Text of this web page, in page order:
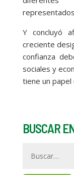
Y concluyó
creciente
confianza
sociales y
tiene un papel
BUSCAR